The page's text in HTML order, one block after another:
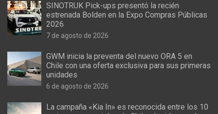
SINOTRUK Pick-ups presentó la recién
estrenada Bolden en la Expo Compras Públicas
2026
7 de agosto de 2026
GWM inicia la preventa del nuevo ORA 5 en
Chile con una oferta exclusiva para sus primeras
unidades
6 de agosto de 2026
La campaña «Kia In» es reconocida entre los 10